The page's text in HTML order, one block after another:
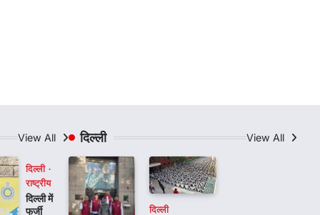
View All
दिल्ली
राष्ट्रीय
दिल्ली में
फर्जी
दिल्ली View All
दिल्ली